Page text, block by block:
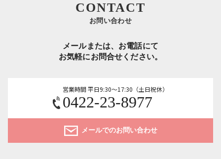
CONTACT
お問い合わせ
メールまたは、お電話にて
お気軽にお問合せください。
営業時間 平日9:30～17:30（土日祝休）
0422-23-8977
メールでのお問い合わせ